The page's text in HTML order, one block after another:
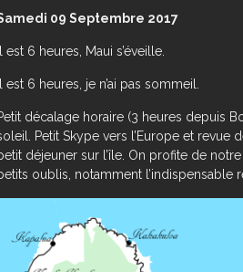
09 Septembre 2017
Il est 6 heures, Maui s’éveille.
Il est 6 heures, je n’ai pas sommeil.
décalage horaire (3 heures depuis
Petit Skype vers l’Europe et
déjeuner sur l’île. On profite de
oublis, notamment l’indispensable